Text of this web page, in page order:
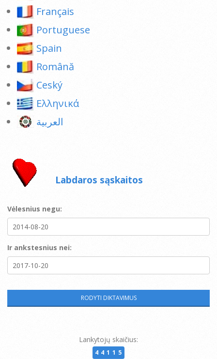
Français
Portuguese
Spain
Română
Ceský
Ελληνικά
العربية
Labdaros sąskaitos
Vėlesnius negu:
Ir ankstesnius nei:
Lankytojų skaičius:
44115